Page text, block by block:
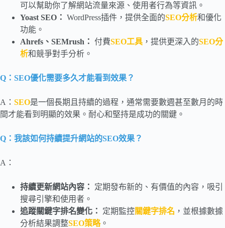
可以幫助你了解網站流量來源、使用者行為等資訊。
Yoast SEO： WordPress插件，提供全面的SEO分析和優化
功能。
Ahrefs、SEMrush： 付費SEO工具 ，提供更深入的SEO分
析和競爭對手分析。
Q：SEO優化需要多久才能看到效果？
A： SEO是一個長期且持續的過程，通常需要數週甚至數月的時
間才能看到明顯的效果。耐心和堅持是成功的關鍵。
Q：我該如何持續提升網站的SEO效果？
A：
持續更新網站內容：
定期發布新的、有價值的內容，吸引
搜尋引擎和使用者。
追蹤關鍵字排名變化：
定期監控關鍵字排名 ，並根據數據
分析結果調整SEO策略。